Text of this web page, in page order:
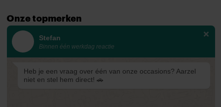
Onze topmerken
KIA
Mazda
Stefan
Binnen één werkdag reactie
Heb je een vraag over één van onze occasions? Aarzel
niet en stel hem direct! 🚗